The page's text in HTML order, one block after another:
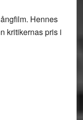
Hennes
kritikernas pris i